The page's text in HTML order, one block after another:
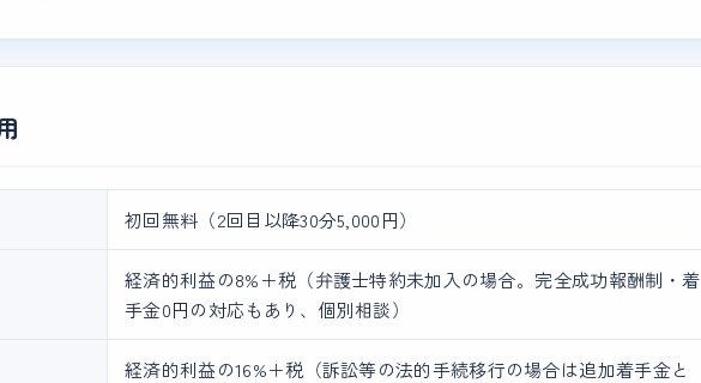
初回無料（2回目以降30分5,000円）
経済的利益の8%＋税（弁護士特約未加入の場合。完全成功報酬制・着
手金0円の対応もあり、個別相談）
経済的利益の16%＋税（訴訟等の法的手続移行の場合は追加着手金と